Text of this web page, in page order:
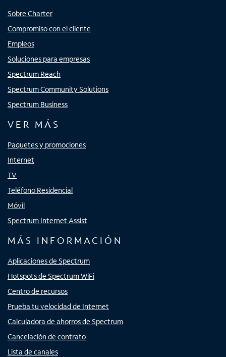
Sobre Charter
Compromiso con el cliente
Empleos
Soluciones para empresas
Spectrum Reach
Spectrum Community Solutions
Spectrum Business
VER MÁS
Paquetes y promociones
Internet
TV
Teléfono Residencial
Móvil
Spectrum Internet Assist
MÁS INFORMACIÓN
Aplicaciones de Spectrum
Hotspots de Spectrum WiFi
Centro de recursos
Prueba tu velocidad de Internet
Calculadora de ahorros de Spectrum
Cancelación de contrato
Lista de canales